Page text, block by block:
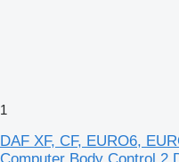
1
DAF XF, CF, EURO6,